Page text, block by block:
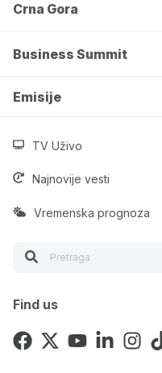
Crna Gora
Business Summit
Emisije
TV Uživo
Najnovije vesti
Vremenska prognoza
Find us